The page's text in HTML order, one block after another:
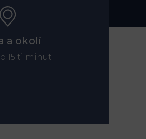
a okolí
15 ti minut